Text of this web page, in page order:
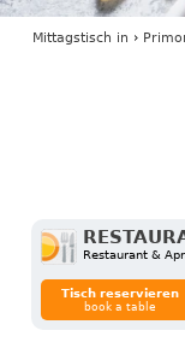
Mittagstisch in ›
Restaurant &
Tisch reservieren
book a table